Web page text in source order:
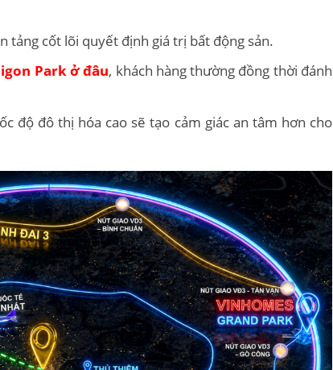
tảng cốt lõi quyết định giá trị bất động sản.
Park ở đâu, khách hàng thường đồng thời đánh
độ đô thị hóa cao sẽ tạo cảm giác an tâm hơn cho